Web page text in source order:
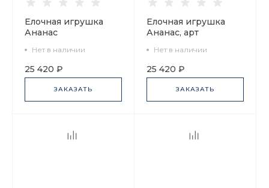
Елочная игрушка
Ананас
60.14692.00.1
Нет в наличии
25 420 ₽
ЗАКАЗАТЬ
Елочная игрушка
Ананас, арт
Нет в наличии
25 420 ₽
ЗАКАЗАТЬ